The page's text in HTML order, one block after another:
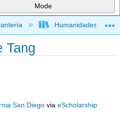
Mode
jerarquía global
Humanidades
Tang
San Diego viaeScholarship